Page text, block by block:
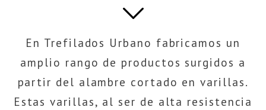
En Trefilados Urbano fabricamos un
amplio rango de productos surgidos a
partir del alambre cortado en varillas.
Estas varillas, al ser de alta resistencia